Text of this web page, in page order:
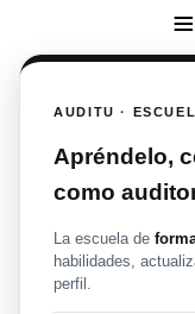
≡
AUDITU ·
Apréndelo,
como
La escuela de
habilidades,
perfil.